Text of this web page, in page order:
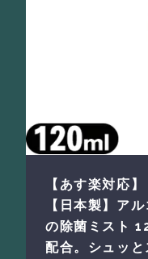
【あす楽対応
【日本製】ア
の除菌ミスト
配合。シュッと